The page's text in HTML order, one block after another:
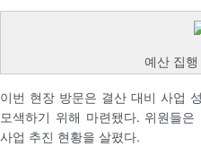
예산 집
이번 현장 방문은 결산 대비 사업
모색하기 위해 마련됐다. 위원들
사업 추진 현황을 살폈다.